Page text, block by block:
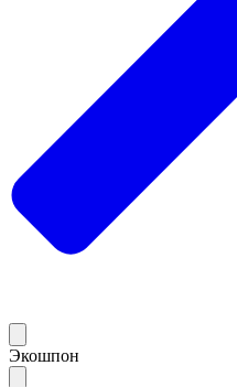
Экошпон